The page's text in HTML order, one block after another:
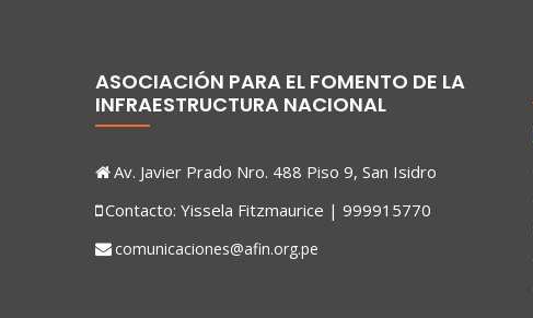
ASOCIACIÓN PARA EL FOMENTO DE LA
INFRAESTRUCTURA NACIONAL
Av. Javier Prado Nro. 488 Piso 9, San Isidro
Contacto: Yissela Fitzmaurice | 999915770
comunicaciones@afin.org.pe